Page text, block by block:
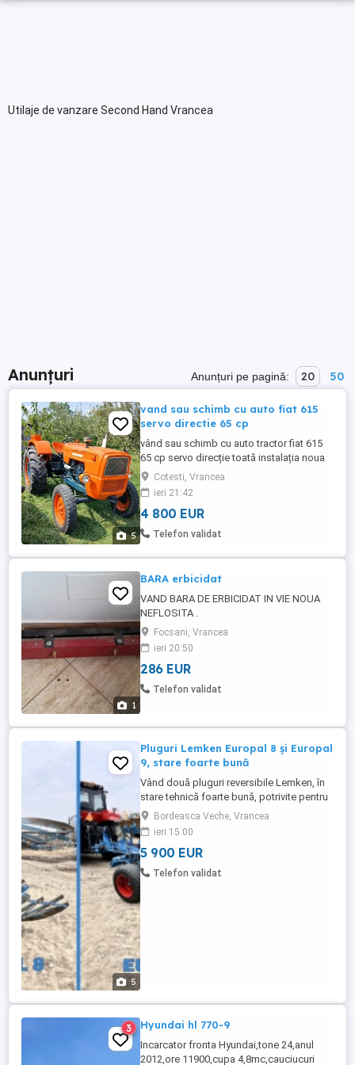
Utilaje de vanzare Second Hand Vrancea
Anunțuri Anunțuri pe pagină: 20 50
5
vand sau schimb cu auto fiat 615
servo directie 65 cp
vând sau schimb cu auto tractor fiat 615
65 cp servo direcție toată instalația noua
lumini semnalizări led -uri mai multe detalii
in privat ofer video la cerere
Cotesti, Vrancea
ieri 21:42
4 800 EUR
Telefon validat
1
BARA erbicidat
VAND BARA DE ERBICIDAT IN VIE NOUA
NEFLOSITA .
Focsani, Vrancea
ieri 20:50
286 EUR
Telefon validat
5
Pluguri Lemken Europal 8 și Europal
9, stare foarte bună
Vând două pluguri reversibile Lemken, în
stare tehnică foarte bună, potrivite pentru
lucrări agricole intensive. Se vând separat,
fiecare cu specificațiile și prețul propriu: -
Plug Lemken Europal 8 5+1 trupite: * An
fabricație: 2005 * Configurație: 5+1 trupite
* Tip: reversibil, purtat * Lățime de ...
Bordeasca Veche, Vrancea
ieri 15:00
5 900 EUR
Telefon validat
3 Hyundai hl 770-9
Incarcator fronta Hyundai,tone 24,anul
2012,ore 11900,cupa 4,8mc,cauciucuri